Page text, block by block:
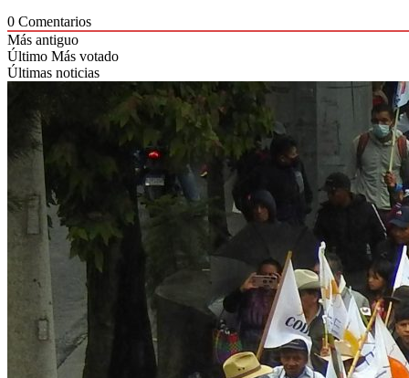
0 Comentarios
Más antiguo
Último Más votado
Últimas noticias